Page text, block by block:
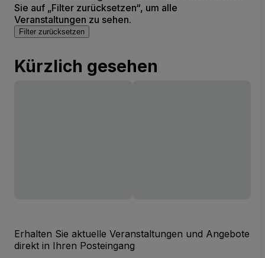
Sie auf „Filter zurücksetzen“, um alle
Veranstaltungen zu sehen.
Filter zurücksetzen
Kürzlich gesehen
Erhalten Sie aktuelle Veranstaltungen und Angebote
direkt in Ihren Posteingang